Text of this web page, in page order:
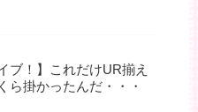
ブ！】これだけUR揃え
ら掛かったんだ・・・